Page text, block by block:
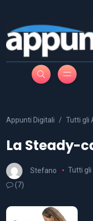
Appunti Digitali Tutti gli
La Steady-
Stefano Tutti gli
(7)